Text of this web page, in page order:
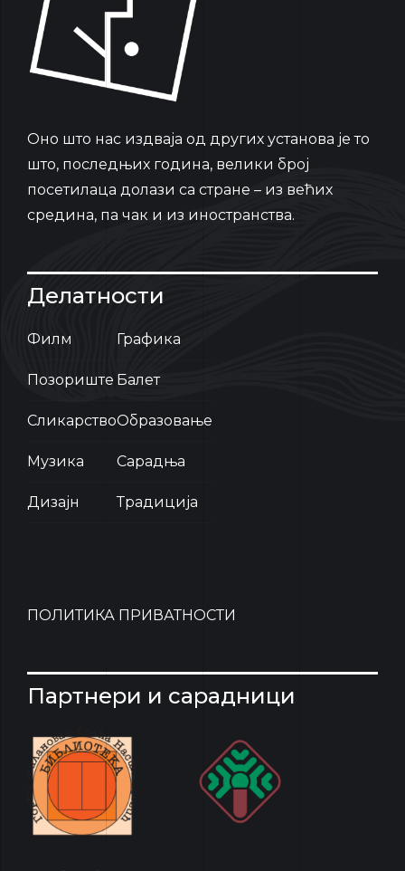
Oно што нас издваја од других установа је то
што, последњих година, велики број
посетилаца долази са стране – из већих
средина, па чак и из иностранства.
Делатности
Филм
Позориште
Сликарство
Музика
Дизајн
Графика
Балет
Образовање
Сарадња
Традиција
ПОЛИТИКА ПРИВАТНОСТИ
Партнери и сарадници